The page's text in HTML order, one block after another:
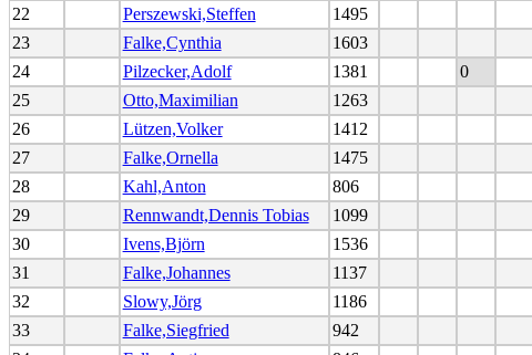
22
Perszewski,Steffen
1495
23
Falke,Cynthia
1603
24
Pilzecker,Adolf 1381 0
25
Otto,Maximilian
1263
26
Lützen,Volker
1412
27
Falke,Ornella
1475
28
Kahl,Anton
806
29
Rennwandt,Dennis Tobias
1099
30
Ivens,Björn
1536
31
Falke,Johannes
1137
32
Slowy,Jörg
1186
33
Falke,Siegfried
942